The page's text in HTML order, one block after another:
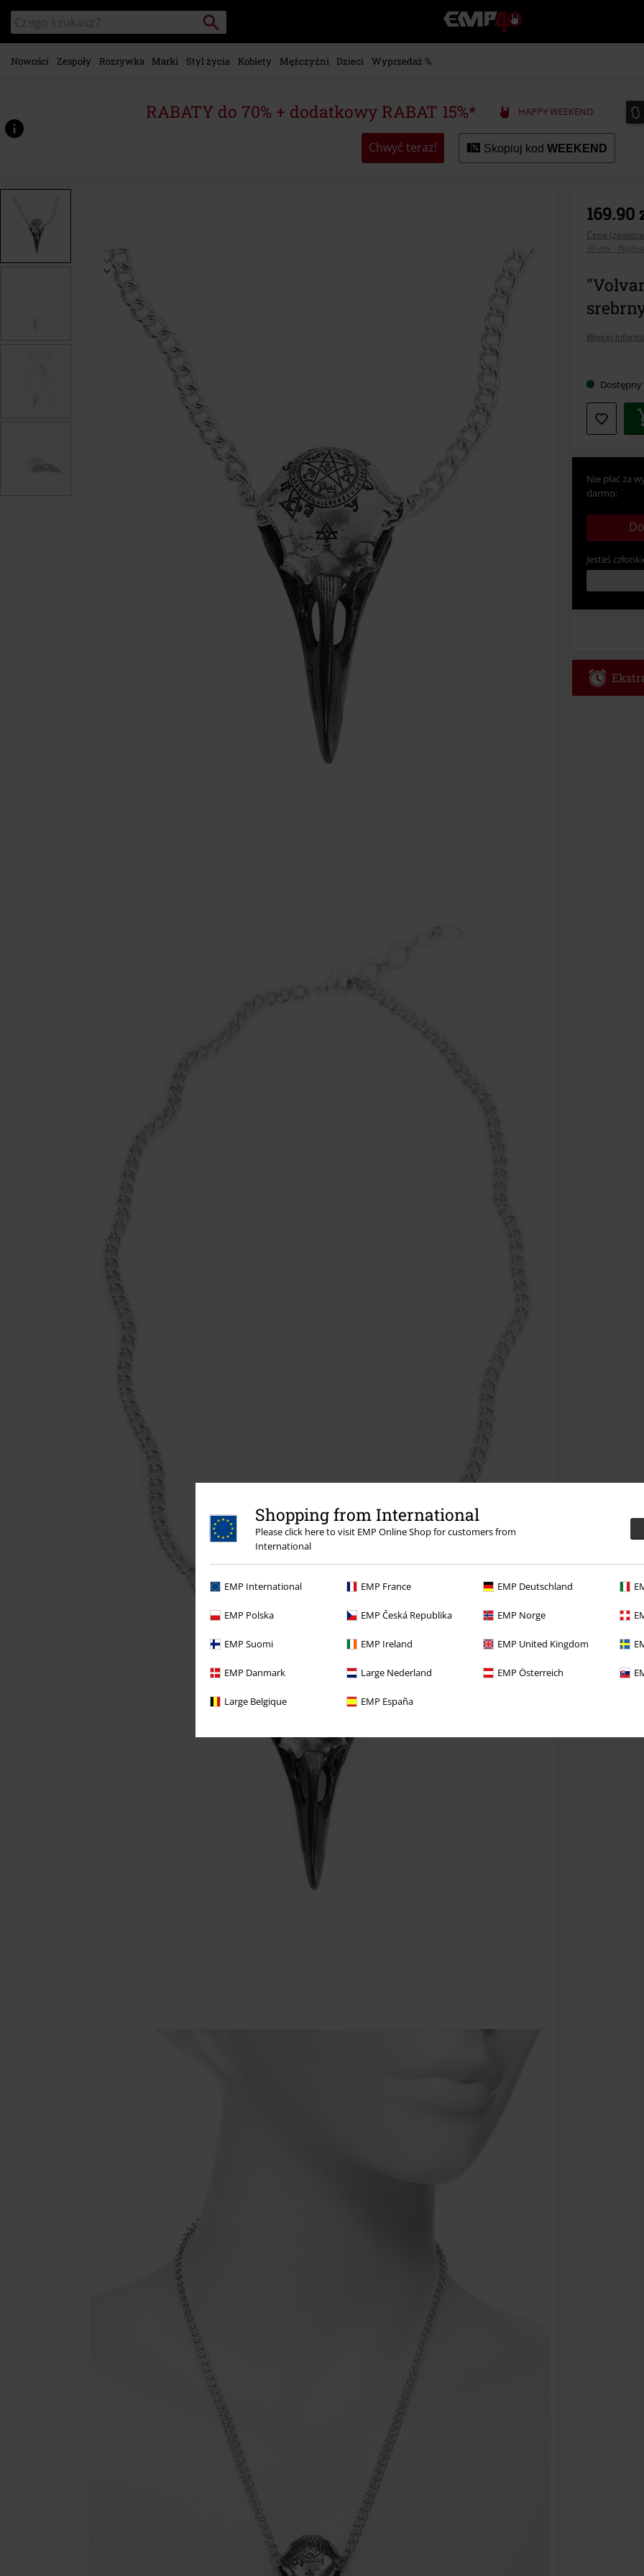
Shopping from International
Please click here to visit EMP Online Shop for customers from
International
EMP International EMP France EMP Deutschland
EMP Polska EMP Česká Republika EMP Norge
EMP Suomi EMP Ireland EMP United Kingdom
EMP Danmark Large Nederland EMP Österreich
Large Belgique EMP España
głównej
zawartości
Wyszukaj
katalog
Szukaj
EMP
-
Merch
Seriali
Gier
Nowości Zespoły Rozrywka Marki Styl życia Kobiety Mężczyźni Dzieci Wyprzedaż %
RABATY do 70% + dodatkowy RABAT 15%* HAPPY WEEKEND 0
0
Chwyć teraz! Skopiuj kod WEEKEND
www.emp-
456460St.html
169.90
Cena
30 dni -
Więcej
Wybierz
swój
Dostępny
Nie płać za
darmo:
Jesteś